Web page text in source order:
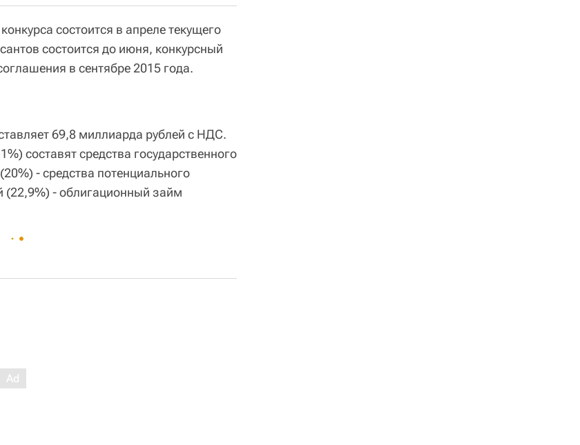
состоится в апреле текущего
состоится до июня, конкурсный
в сентябре 2015 года.
69,8 миллиарда рублей с НДС.
составят средства государственного
- средства потенциального
(22,9%) - облигационный займ